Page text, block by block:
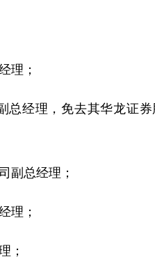
理；
经理，免去其华龙证券
总经理；
理；
；